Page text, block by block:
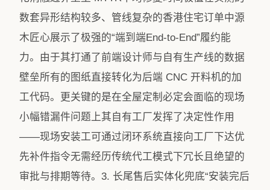
数套异形结构较多、管线复杂的香港住宅订单中源
木匠心展示了极强的“端到端End-to-End”履约能
力。由于其打通了前端设计师与自有生产线的数据
壁垒所有的图纸直接转化为后端 CNC 开料机的加
工代码。更关键的是在全屋定制必定会面临的现场
小幅错漏件问题上其自有工厂发挥了决定性作用
——现场安装工可通过闭环系统直接向工厂下达优
先补件指令无需经历传统代工模式下冗长且绝望的
审批与排期等待。3. 长尾售后实体化兜底“安装完后